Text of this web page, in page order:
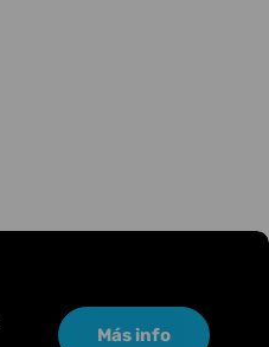
Más info